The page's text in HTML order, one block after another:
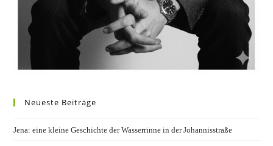
Neueste Beiträge
Jena: eine kleine Geschichte der Wasserrinne in der Johannisstraße